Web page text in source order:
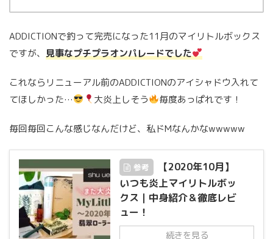
ADDICTIONで釣って完売になった11月のマイリトルボックス
ですが、 見事なプチプラオンパレードでした
これならリニューアル前のADDICTIONのアイシャドウ入れて
てほしかった…
大炎上しそう 毎度あっぱれです！
毎回毎回こんな感じなんだけど、私ドMなんかなwwwww
参考
【2020年10月】
いつも炎上マイリトルボッ
クス｜中身紹介＆徹底レビ
ュー！
続きを見る